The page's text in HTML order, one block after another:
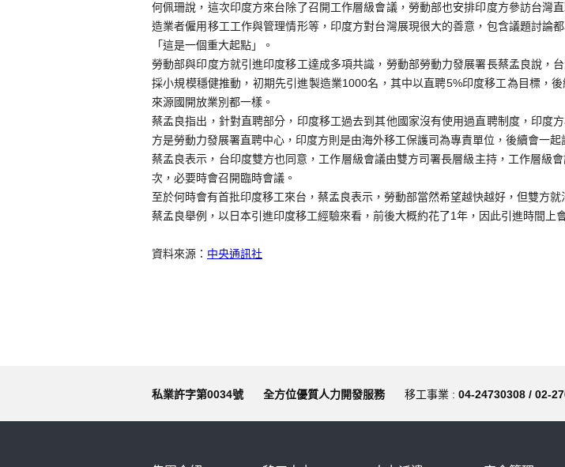
何佩珊說，這次印度方來台除了召開工作層級會議，勞動部也安排印度方參訪台灣
造業者僱用移工工作與管理情形等，印度方對台灣展現很大的善意，包含議題討論
「這是一個重大起點」。
勞動部與印度方就引進印度移工達成多項共識，勞動部勞動力發展署長蔡孟良說，
採小規模穩健推動，初期先引進製造業1000名，其中以直聘5%印度移工為目標，
來源國開放業別都一樣。
蔡孟良指出，針對直聘部分，印度移工過去到其他國家沒有使用過直聘制度，印度
方是勞動力發展署直聘中心，印度方則是由海外移工保護司為專責單位，後續會一起
蔡孟良表示，台印度雙方也同意，工作層級會議由雙方司署長層級主持，工作層級
次，必要時會召開臨時會議。
至於何時會有首批印度移工來台，蔡孟良表示，勞動部當然希望越快越好，但雙方
蔡孟良舉例，以日本引進印度移工經驗來看，前後大概約花了1年，因此引進時間上
資料來源： 中央通訊社
私業許字第0034號 全方位優質人力開發服務 移工事業 : 04-24730308 / 02-